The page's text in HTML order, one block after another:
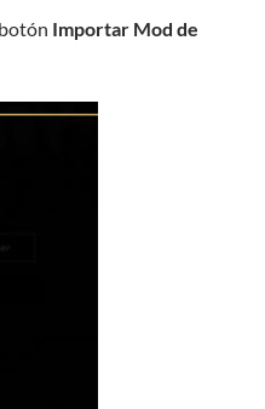
Importar Mod de